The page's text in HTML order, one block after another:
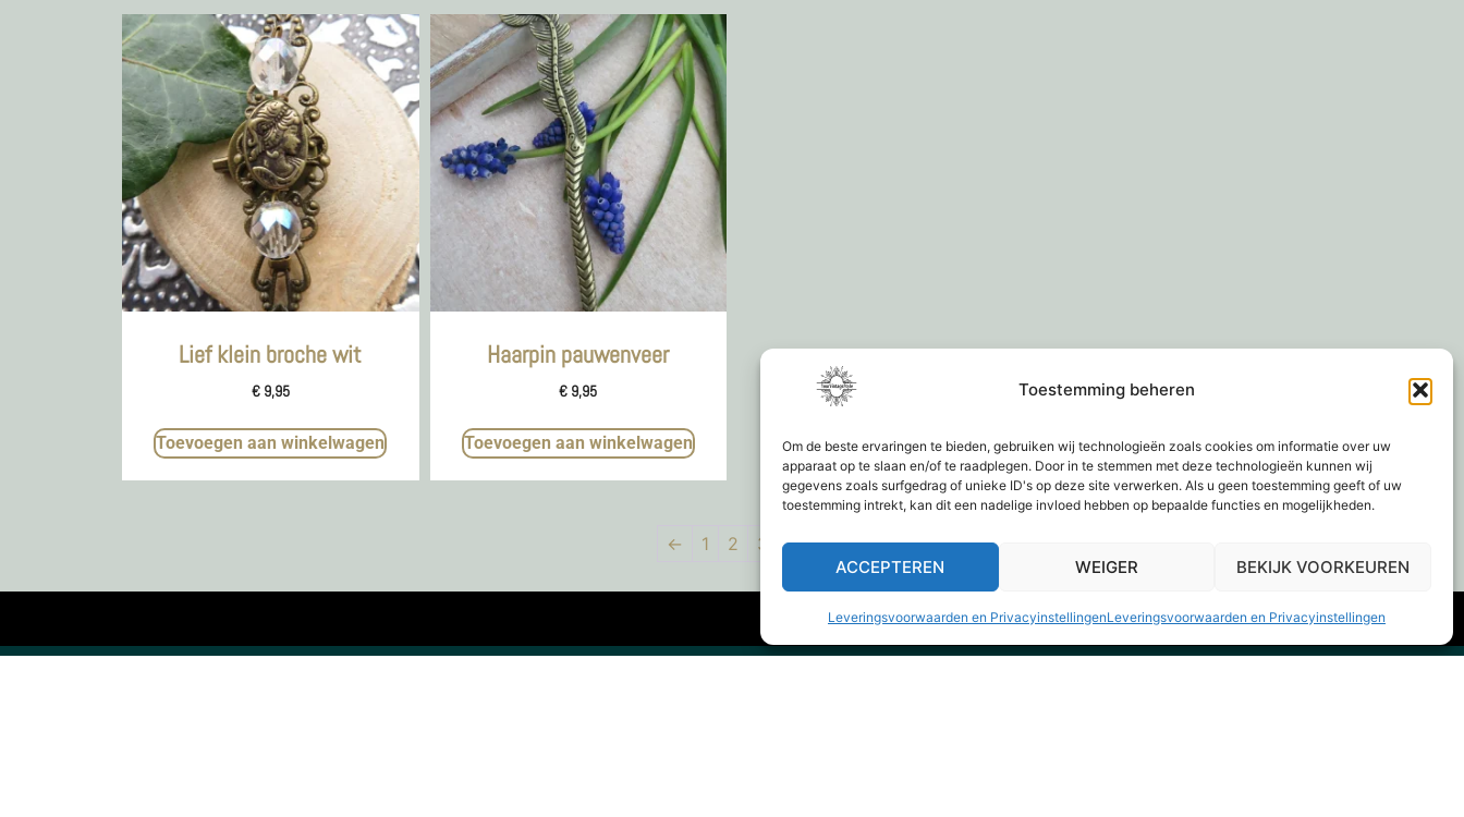
Toestemming beheren
Om de beste ervaringen te bieden, gebruiken wij technologieën zoals cookies om informatie over uw
apparaat op te slaan en/of te raadplegen. Door in te stemmen met deze technologieën kunnen wij
gegevens zoals surfgedrag of unieke ID's op deze site verwerken. Als u geen toestemming geeft of uw
toestemming intrekt, kan dit een nadelige invloed hebben op bepaalde functies en mogelijkheden.
ACCEPTEREN WEIGER BEKIJK VOORKEUREN
Leveringsvoorwaarden en PrivacyinstellingenLeveringsvoorwaarden en Privacyinstellingen
Lief klein broche wit
€9,95
Toevoegen aan winkelwagen
Haarpin pauwenveer
€ 9,95
Toevoegen aan winkelwagen
← 1 2 3 4